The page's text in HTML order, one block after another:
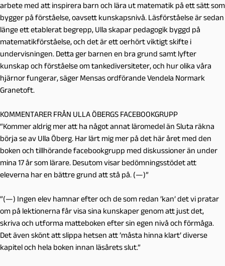
arbete med att inspirera barn och lära ut matematik på ett sätt som
bygger på förståelse, oavsett kunskapsnivå. Läsförståelse är sedan
länge ett etablerat begrepp, Ulla skapar pedagogik byggd på
matematikförståelse, och det är ett oerhört viktigt skifte i
undervisningen. Detta ger barnen en bra grund samt lyfter
kunskap och förståelse om tankediversiteter, och hur olika våra
hjärnor fungerar, säger Mensas ordförande Vendela Normark
Granetoft.
KOMMENTARER FRÅN ULLA ÖBERGS FACEBOOKGRUPP
“Kommer aldrig mer att ha något annat läromedel än Sluta räkna
börja se av Ulla Öberg. Har lärt mig mer på det här året med den
boken och tillhörande facebookgrupp med diskussioner än under
mina 17 år som lärare. Desutom visar bedömningsstödet att
eleverna har en bättre grund att stå på. (—)”
”(—) Ingen elev hamnar efter och de som redan ’kan’ det vi pratar
om på lektionerna får visa sina kunskaper genom att just det,
skriva och utforma matteboken efter sin egen nivå och förmåga.
Det även skönt att slippa hetsen att ’måsta hinna klart’ diverse
kapitel och hela boken innan läsårets slut.”